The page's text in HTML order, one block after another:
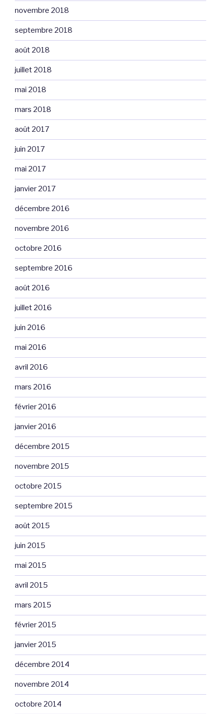
novembre 2018
septembre 2018
août 2018
juillet 2018
mai 2018
mars 2018
août 2017
juin 2017
mai 2017
janvier 2017
décembre 2016
novembre 2016
octobre 2016
septembre 2016
août 2016
juillet 2016
juin 2016
mai 2016
avril 2016
mars 2016
février 2016
janvier 2016
décembre 2015
novembre 2015
octobre 2015
septembre 2015
août 2015
juin 2015
mai 2015
avril 2015
mars 2015
février 2015
janvier 2015
décembre 2014
novembre 2014
octobre 2014